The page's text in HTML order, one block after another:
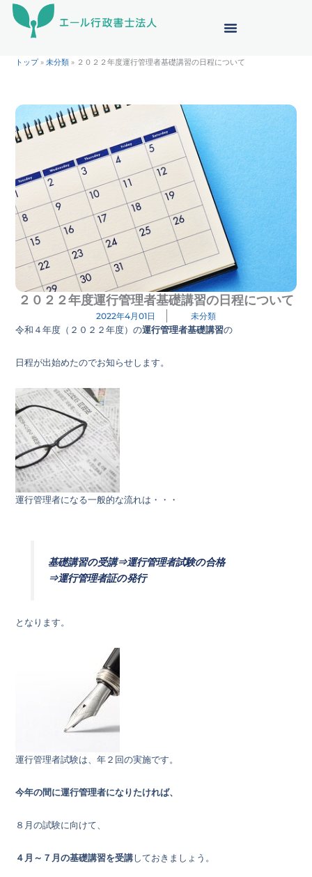
トップ»未分類 » ２０２２年度運行管理者基礎講習の日程について
２０２２年度運行管理者基礎講習の日程について
2022年4月01日 未分類
令和４年度（２０２２年度）の運行管理者基礎講習の
日程が出始めたのでお知らせします。
運行管理者になる一般的な流れは・・・
基礎講習の受講⇒運行管理者試験の合格
⇒運行管理者証の発行
となります。
運行管理者試験は、年２回の実施です。
今年の間に運行管理者になりたければ、
８月の試験に向けて、
４月～７月の基礎講習を受講しておきましょう。